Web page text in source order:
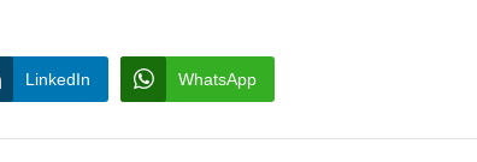
LinkedIn WhatsApp